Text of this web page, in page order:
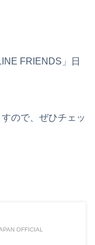
FRIENDS」日
ので、ぜひチェッ
OFFICIAL